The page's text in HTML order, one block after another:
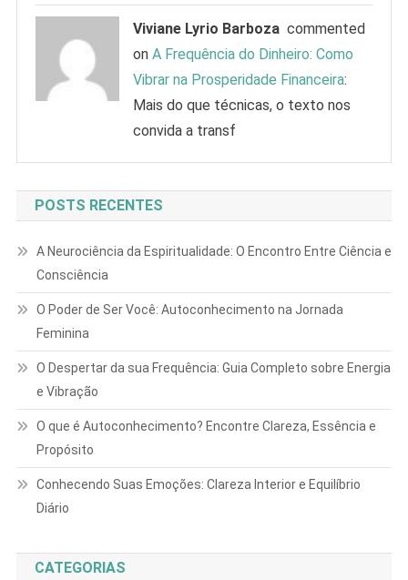
Viviane Lyrio Barboza commented
onA Frequência do Dinheiro: Como
Vibrar na Prosperidade Financeira:
Mais do que técnicas, o texto nos
convida a transf
POSTS RECENTES
A Neurociência da Espiritualidade: O Encontro Entre Ciência e
Consciência
O Poder de Ser Você: Autoconhecimento na Jornada
Feminina
O Despertar da sua Frequência: Guia Completo sobre Energia
e Vibração
O que é Autoconhecimento? Encontre Clareza, Essência e
Propósito
Conhecendo Suas Emoções: Clareza Interior e Equilíbrio
Diário
CATEGORIAS